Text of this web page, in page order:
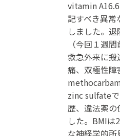
vitamin
記すべき異常
しました。
（今回１週
救急外来に搬
痛、双極性
zinc sulfate
歴、違法薬
した。BMIは
な神経学的